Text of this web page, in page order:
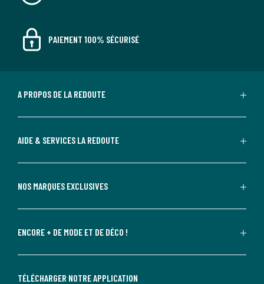
PAIEMENT 100% SÉCURISÉ
A PROPOS DE LA REDOUTE
AIDE & SERVICES LA REDOUTE
NOS MARQUES EXCLUSIVES
ENCORE + DE MODE ET DE DÉCO !
TÉLÉCHARGER NOTRE APPLICATION